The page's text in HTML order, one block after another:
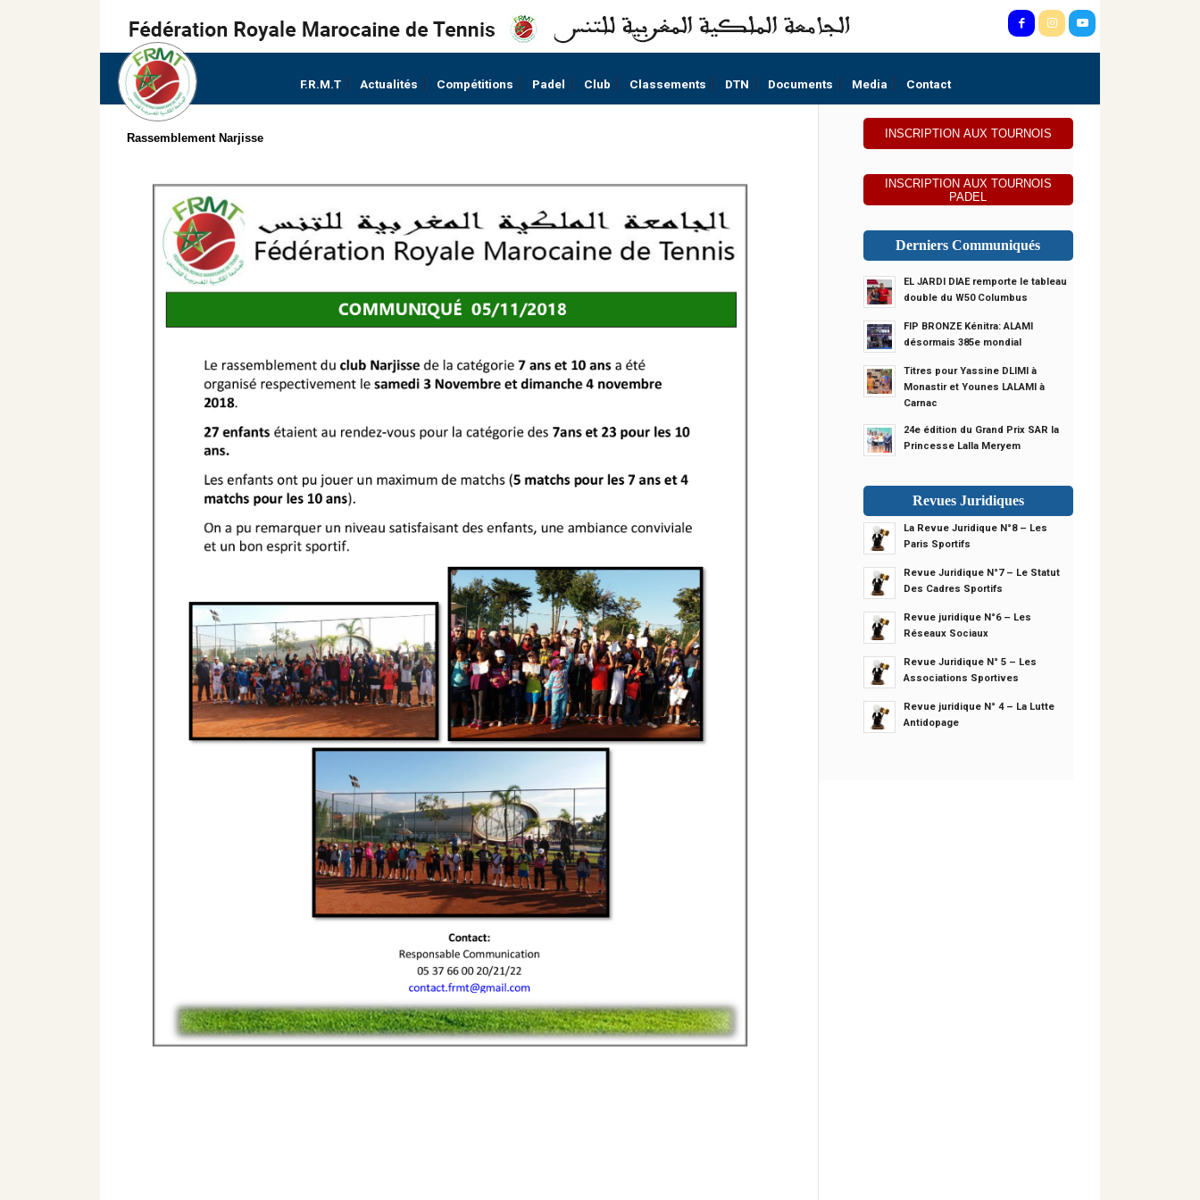
F.R.M.T Actualités Compétitions Padel Club Classements DTN Documents Media Contact
Rassemblement Narjisse INSCRIPTION AUX TOURNOIS
INSCRIPTION AUX TOURNOIS
PADEL
Derniers Communiqués
EL JARDI DIAE remporte le tableau
double du W50 Columbus
FIP BRONZE Kénitra: ALAMI
désormais 385e mondial
Titres pour Yassine DLIMI à
Monastir et Younes LALAMI à
Carnac
24e édition du Grand Prix SAR la
Princesse Lalla Meryem
Revues Juridiques
La Revue Juridique N°8 – Les
Paris Sportifs
Revue Juridique N°7 – Le Statut
Des Cadres Sportifs
Revue juridique N°6 – Les
Réseaux Sociaux
Revue Juridique N° 5 – Les
Associations Sportives
Revue juridique N° 4 – La Lutte
Antidopage